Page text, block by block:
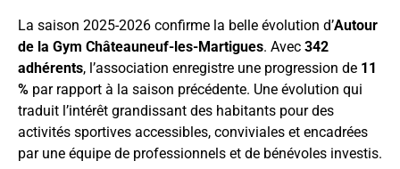
La saison 2025-2026 confirme la belle évolution d’Autour
de la Gym Châteauneuf-les-Martigues. Avec 342
adhérents, l’association enregistre une progression de 11
% par rapport à la saison précédente. Une évolution qui
traduit l’intérêt grandissant des habitants pour des
activités sportives accessibles, conviviales et encadrées
par une équipe de professionnels et de bénévoles investis.